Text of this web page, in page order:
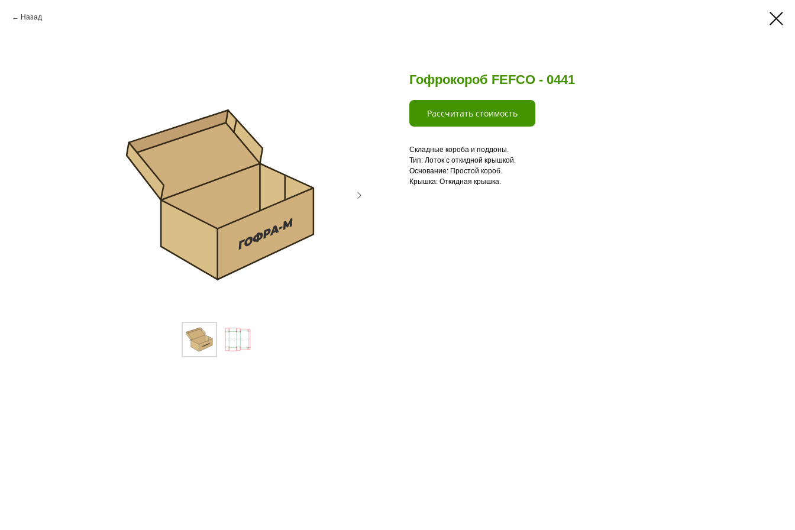
Назад
Гофрокороб FEFCO - 0441
Рассчитать стоимость
Складные короба и поддоны.
Тип: Лоток с откидной крышкой.
Основание: Простой короб.
Крышка: Откидная крышка.